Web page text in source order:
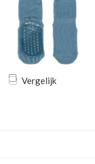
Vergelijk